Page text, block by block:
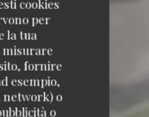
cookies
per
la tua
misurare
fornire
esempio,
network) o
o